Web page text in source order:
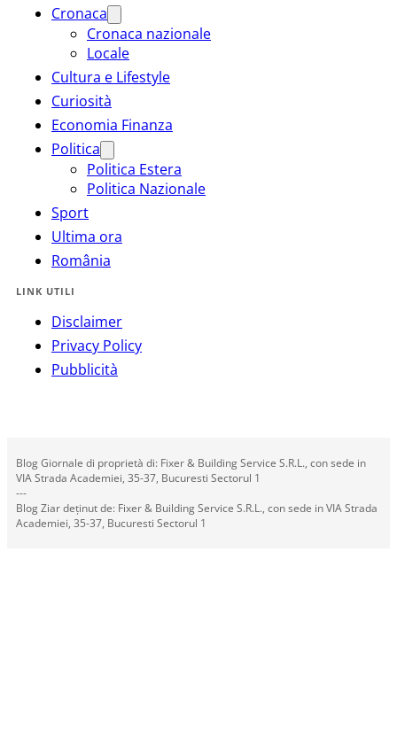
Cronaca
Cronaca nazionale
Locale
Cultura e Lifestyle
Curiosità
Economia Finanza
Politica
Politica Estera
Politica Nazionale
Sport
Ultima ora
România
LINK UTILI
Disclaimer
Privacy Policy
Pubblicità
Blog Giornale di proprietà di: Fixer & Building Service S.R.L., con sede in
VIA Strada Academiei, 35-37, Bucuresti Sectorul 1
---
Blog Ziar deținut de: Fixer & Building Service S.R.L., con sede in VIA Strada
Academiei, 35-37, Bucuresti Sectorul 1